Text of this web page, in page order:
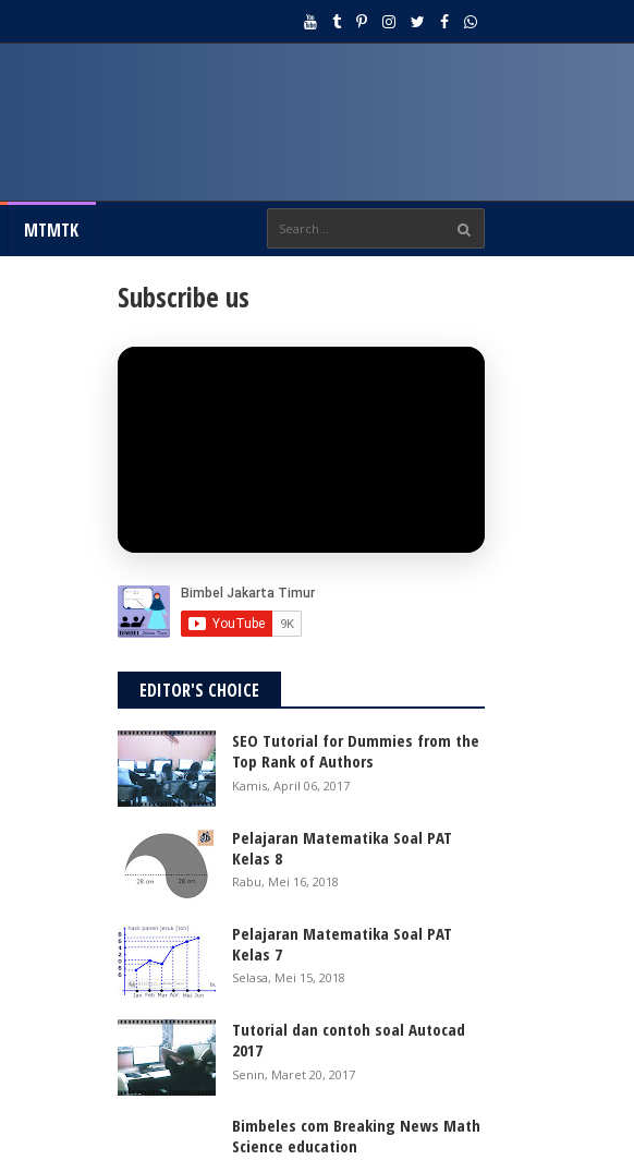
MTMTK
Subscribe us
EDITOR'S CHOICE
SEO Tutorial for Dummies from the
Top Rank of Authors
Kamis, April 06, 2017
Pelajaran Matematika Soal PAT
Kelas 8
Rabu, Mei 16, 2018
Pelajaran Matematika Soal PAT
Kelas 7
Selasa, Mei 15, 2018
Tutorial dan contoh soal Autocad
2017
Senin, Maret 20, 2017
Bimbeles com Breaking News Math
Science education